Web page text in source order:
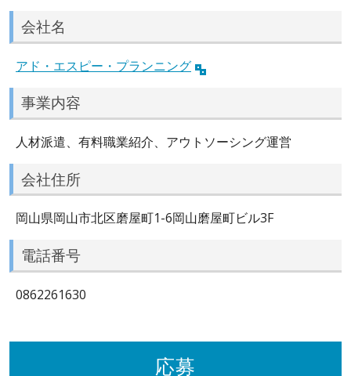
会社名
アド・エスピー・プランニング
事業内容
人材派遣、有料職業紹介、アウトソーシング運営
会社住所
岡山県岡山市北区磨屋町1-6岡山磨屋町ビル3F
電話番号
0862261630
応募